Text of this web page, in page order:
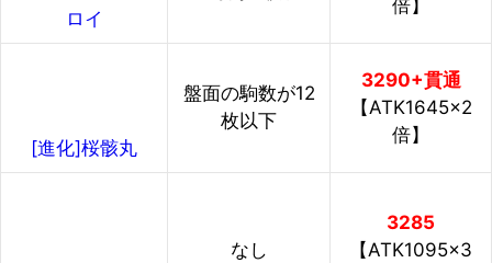
ロイ
倍】
[進化]桜骸丸
盤面の駒数が12
枚以下
3290+貫通
【ATK1645×2
倍】
なし
3285
【ATK1095×3